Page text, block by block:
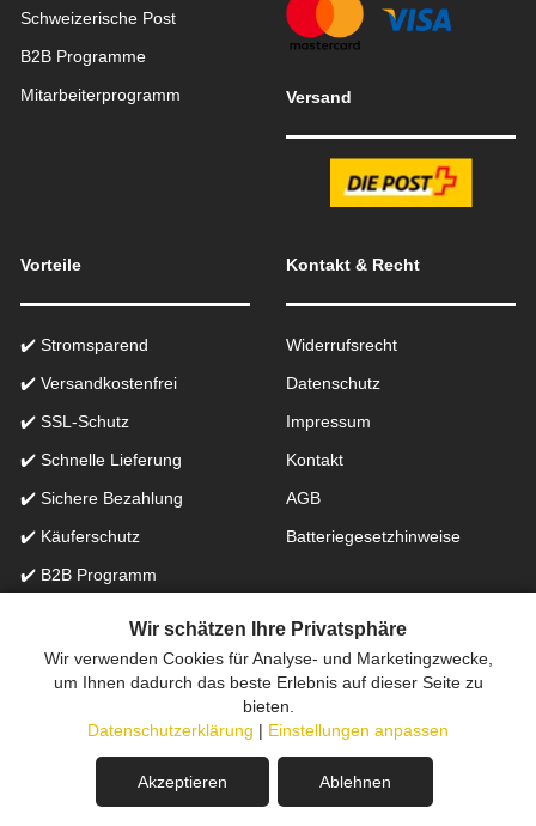
Dieses Produkt ist leider nicht mehr verfügbar.
Schweizerische Post
B2B Programme
Mitarbeiterprogramm
Versand
Vorteile
✔️ Stromsparend
✔️ Versandkostenfrei
✔️ SSL-Schutz
✔️ Schnelle Lieferung
✔️ Sichere Bezahlung
✔️ Käuferschutz
✔️ B2B Programm
Kontakt & Recht
Widerrufsrecht
Datenschutz
Impressum
Kontakt
AGB
Batteriegesetzhinweise
Onlinefachhandel in der Schweiz für Beleuchtung seit 2012 |
Erstellt mit
peleides.io
Wir schätzen Ihre Privatsphäre
Wir verwenden Cookies für Analyse- und Marketingzwecke,
um Ihnen dadurch das beste Erlebnis auf dieser Seite zu
bieten.
Datenschutzerklärung | Einstellungen anpassen
Akzeptieren Ablehnen